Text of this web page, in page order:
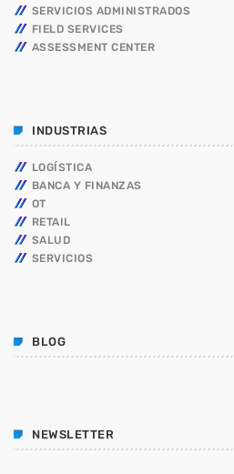
SERVICIOS ADMINISTRADOS
FIELD SERVICES
ASSESSMENT CENTER
INDUSTRIAS
LOGÍSTICA
BANCA Y FINANZAS
OT
RETAIL
SALUD
SERVICIOS
BLOG
NEWSLETTER